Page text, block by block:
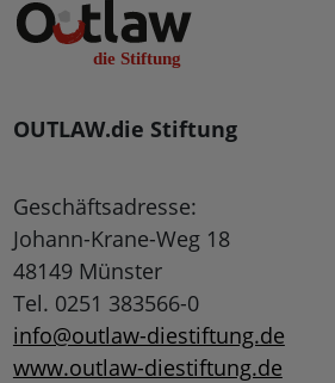
OUTLAW.die Stiftung
Geschäftsadresse:
Johann-Krane-Weg 18
48149 Münster
Tel. 0251 383566-0
info@outlaw-diestiftung.de
www.outlaw-diestiftung.de